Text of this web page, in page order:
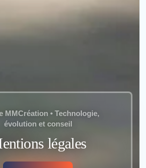
MMCréation • Technologie,
évolution et conseil
légales
Nom*: